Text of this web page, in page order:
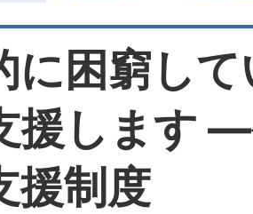
に困窮し
援します
援制度